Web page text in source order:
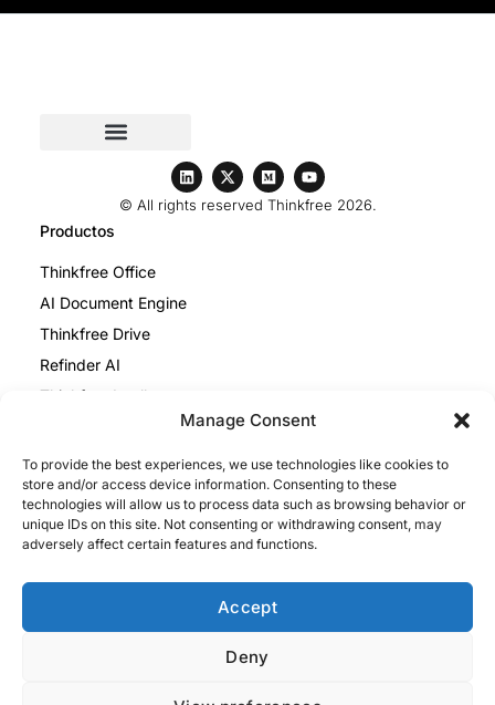
Manage Consent
To provide the best experiences, we use technologies like cookies to
store and/or access device information. Consenting to these
technologies will allow us to process data such as browsing behavior or
unique IDs on this site. Not consenting or withdrawing consent, may
adversely affect certain features and functions.
Accept
Deny
© All rights reserved Thinkfree 2026.
Productos
Thinkfree Office
AI Document Engine
Thinkfree Drive
Refinder AI
Thinkfree Intellect
Centro de Ayuda
Thinkfree Office vs ONLYOFFICE
Thinkfree Office vs Collabora
Política de cookies